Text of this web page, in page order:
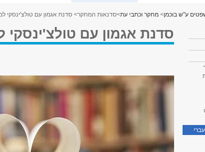
ע"ש בוכמן> מחקר וכתבי עת>סדנאות המחקר> סדנת אגמון עם טולצ'ינסקי
סדנת אגמון עם